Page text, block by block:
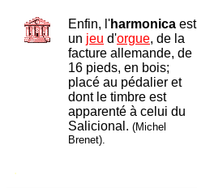
Enfin, l'harmonica est
un jeu d'orgue, de la
facture allemande, de
16 pieds, en bois;
placé au pédalier et
dont le timbre est
apparenté à celui du
Salicional. (Michel
Brenet).
.